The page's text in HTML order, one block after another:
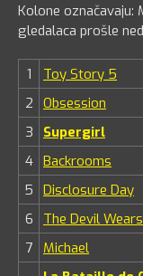
Kolone označavaju:
gledalaca prošle
1 Toy Story 5
2 Obsession
3
Supergirl
4 Backrooms
5 Disclosure Day
6
The Devil
7
Michael